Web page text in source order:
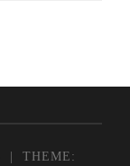
|
THEME: